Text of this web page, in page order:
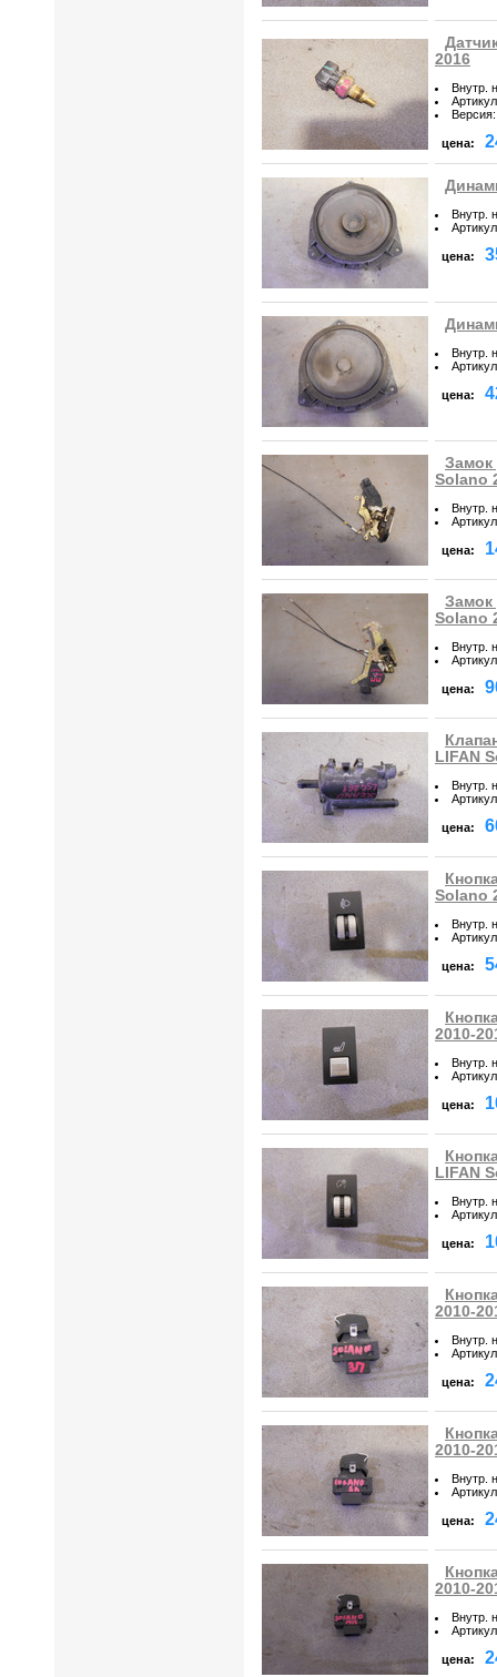
2016
Внутр.
Артикул
Версия:
цена:
Внутр.
Артикул
цена:
Внутр.
Артикул
цена:
Замок
Solano
Внутр.
Артикул
цена:
Замок
Solano
Внутр.
Артикул
цена:
LIFAN
Внутр.
Артикул
цена:
Solano
Внутр.
Артикул
цена:
2010-
Внутр.
Артикул
цена:
LIFAN
Внутр.
Артикул
цена:
2010-
Внутр.
Артикул
цена:
2010-
Внутр.
Артикул
цена:
2010-
Внутр.
Артикул
цена: